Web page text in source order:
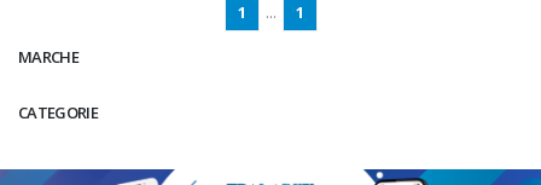
MARCHE
CATEGORIE
1 ... 1